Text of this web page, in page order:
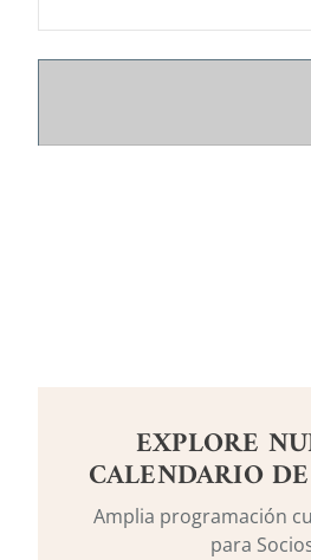
EXPLORE
CALENDARIO
Amplia programación
para